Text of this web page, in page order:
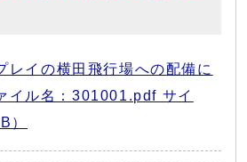
レイの横田飛行場への配備に
イル名：301001.pdf サイ
）